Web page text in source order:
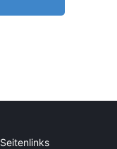
Seitenlinks